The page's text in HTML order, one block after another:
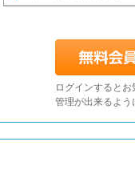
ログインすると
管理が出来るよう